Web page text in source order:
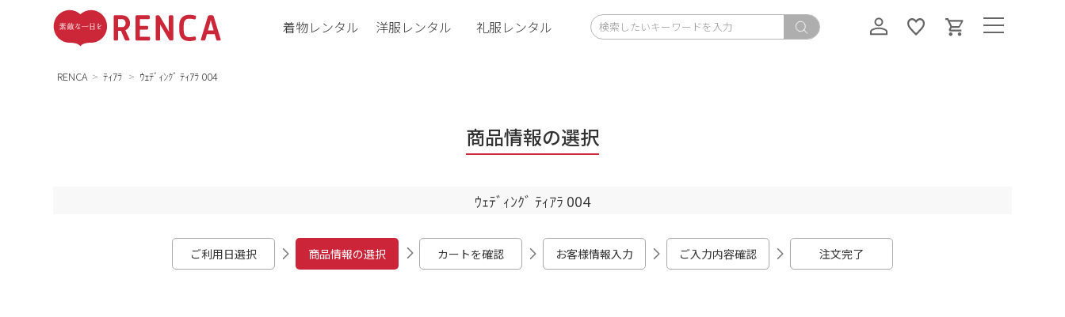
着物レンタル 洋服レンタル 礼服レンタル
RENCA ﾃｨｱﾗ ｳｪﾃﾞｨﾝｸﾞ ﾃｨｱﾗ 004
商品情報の選択
ｳｪﾃﾞｨﾝｸﾞ ﾃｨｱﾗ 004
ご利用日選択 商品情報の選択 カートを確認 お客様情報入力 ご入力内容確認 注文完了